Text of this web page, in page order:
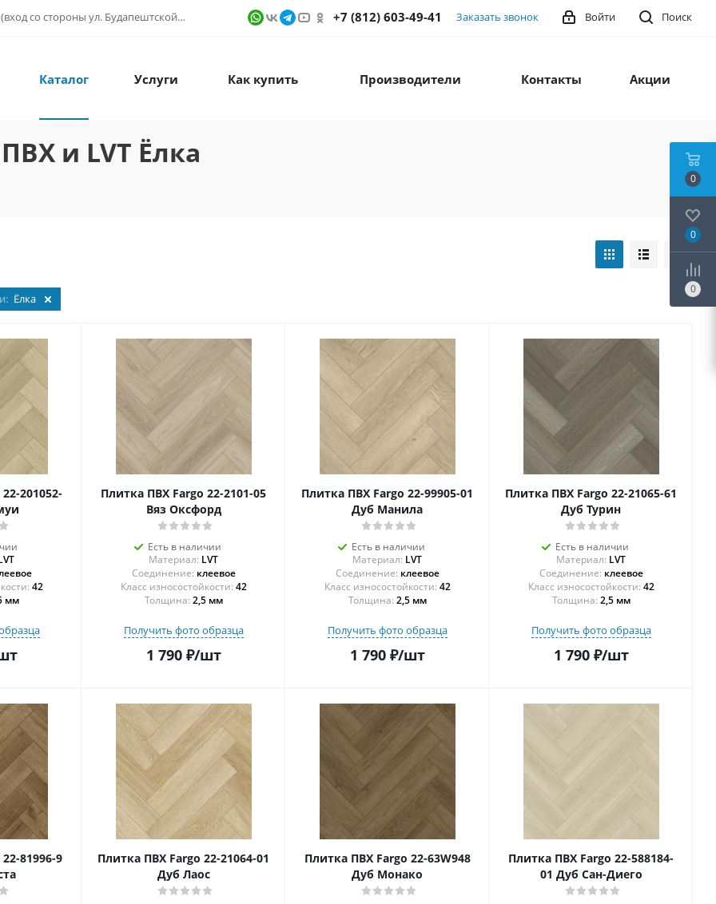
г. Санкт-Петербург, ул. Фучика д. 9, ТК "КУБАТУРА" (вход со стороны ул. Будапештской) № 1в.541 Поиск
Войти
+7 (812) 603-49-41 Заказать звонок
Каталог Услуги Как купить Производители Контакты Акции
и LVT Ёлка
Ёлка
201052-
42
мм
Плитка ПВХ Fargo 22-2101-05
Вяз Оксфорд
Есть в наличии
Материал: LVT
Соединение: клеевое
42
Толщина: 2,5 мм
Получить фото образца
1 790₽/шт
Плитка ПВХ Fargo 22-99905-01
Дуб Манила
Есть в наличии
Материал: LVT
Соединение: клеевое
42
Толщина: 2,5 мм
Получить фото образца
1 790₽/шт
Плитка ПВХ Fargo 22-21065-61
Дуб Турин
Есть в наличии
Материал: LVT
Соединение: клеевое
42
Толщина: 2,5 мм
Получить фото образца
1 790₽/шт
81996-9
Плитка ПВХ Fargo 22-21064-01
Дуб Лаос
Плитка ПВХ Fargo 22-63W948
Дуб Монако
Плитка ПВХ Fargo 22-588184-
01 Дуб Сан-Диего
0
0
0